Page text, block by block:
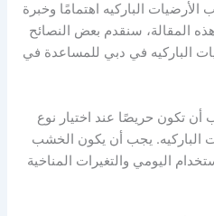
الأرضيات الباركيه اهتمامًا وخبرة
المقالة، سنقدم بعض النصائح
الباركيه في دبي للمساعدة في
تكون حريصًا عند اختيار نوع
الباركيه. يجب أن يكون الخشب
اليومي والتغيرات المناخية